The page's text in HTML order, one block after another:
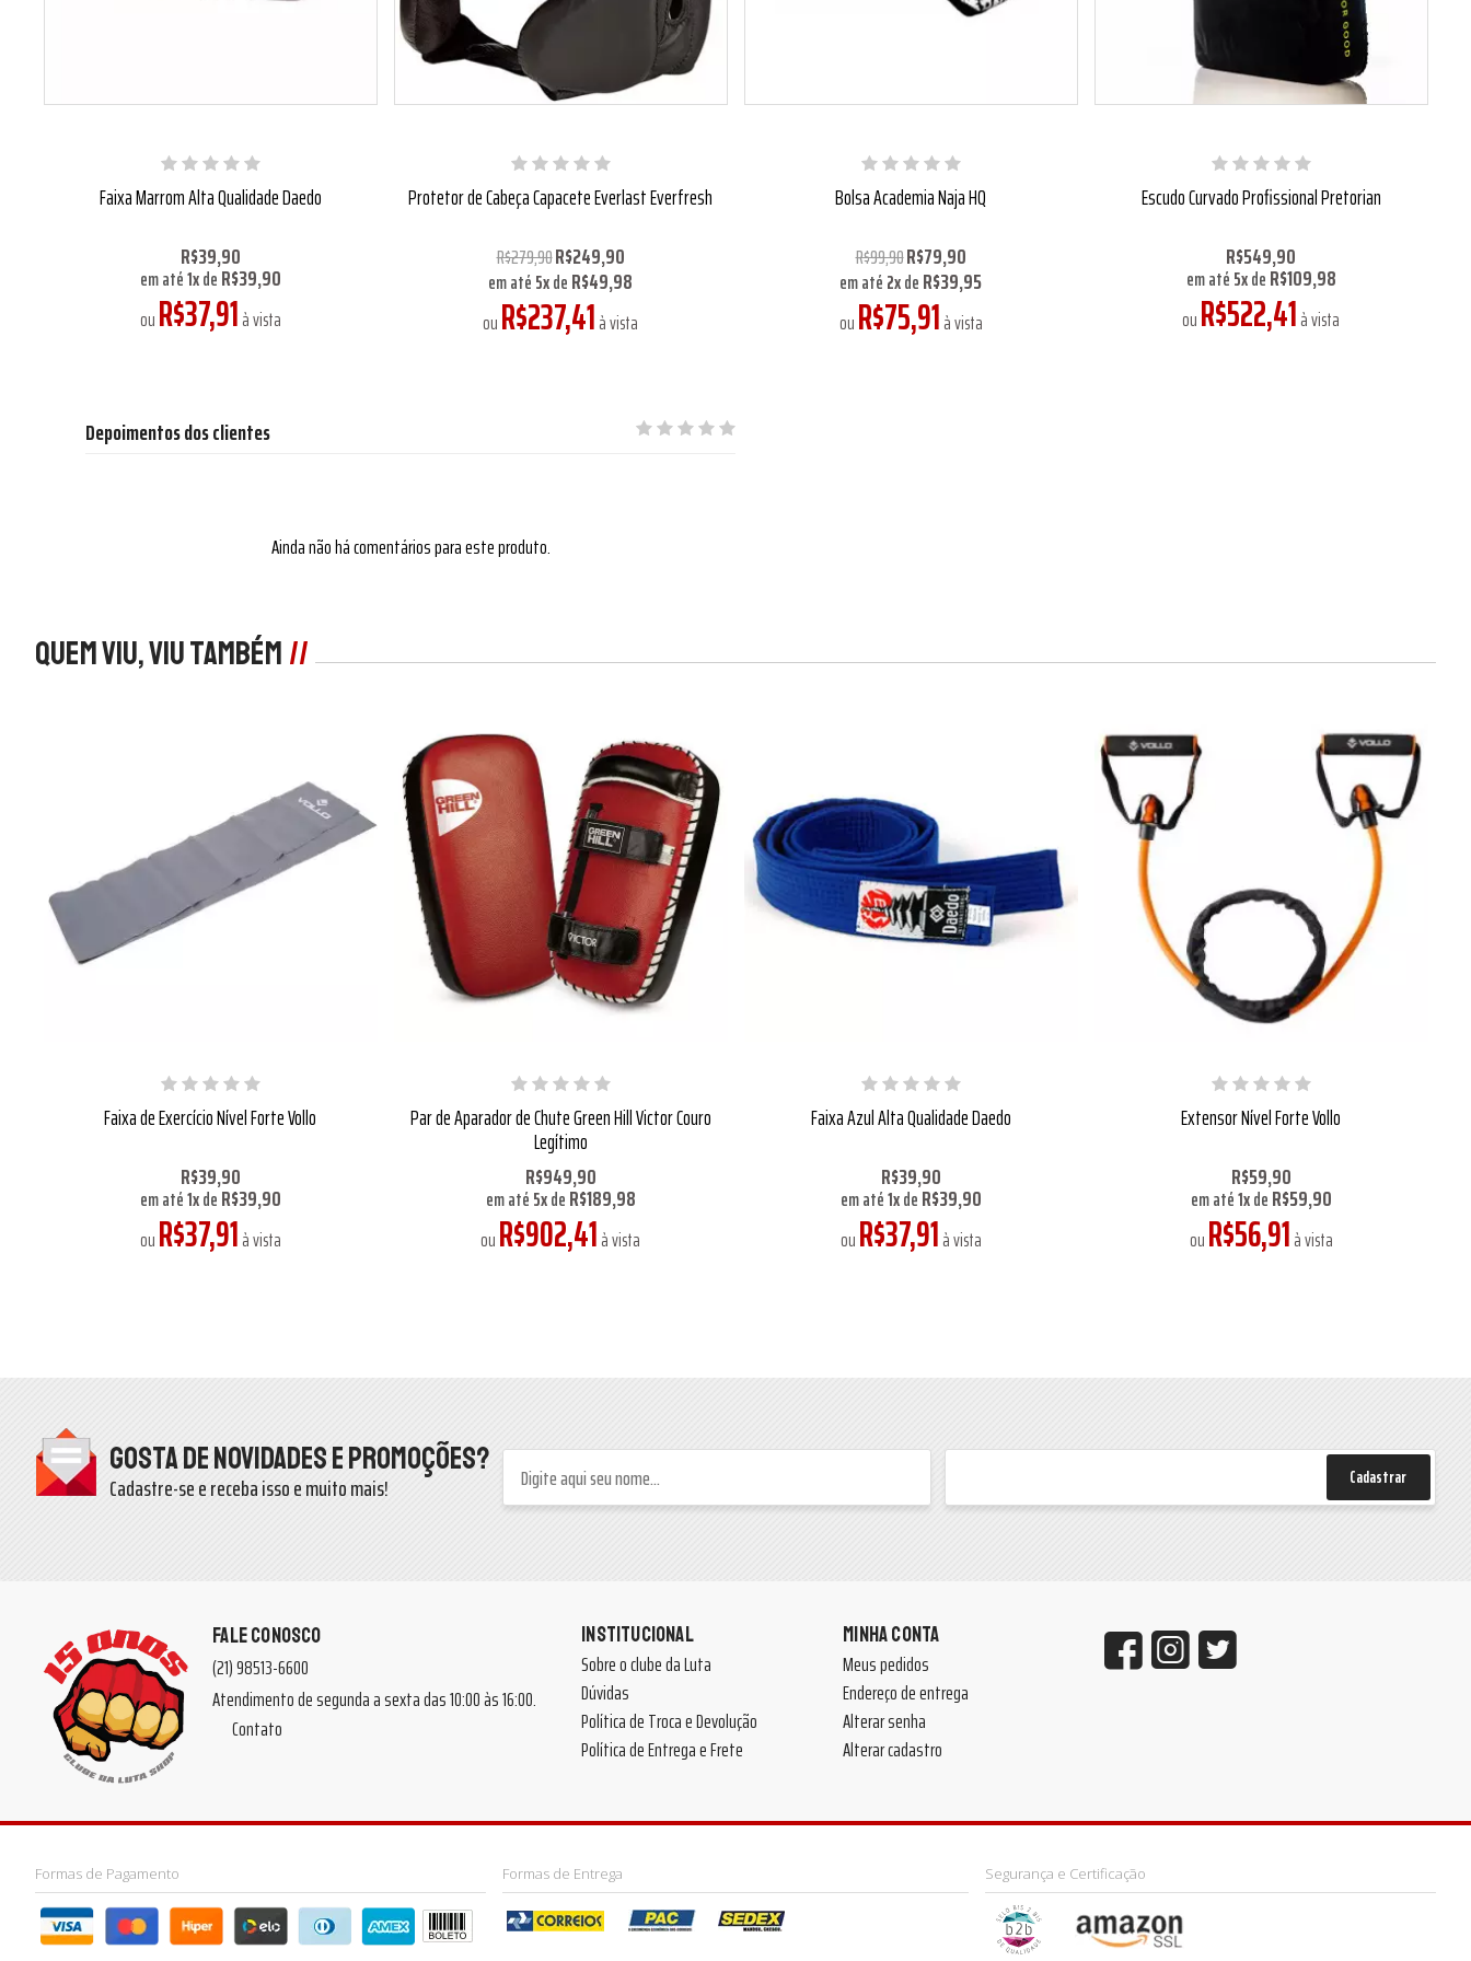
Faixa Marrom Alta Qualidade Daedo
R$39,90
em até1xdeR$39,90
ouR$37,91à vista
Protetor de Cabeça Capacete Everlast Everfresh
R$279,90R$249,90
em até5xdeR$49,98
ouR$237,41à vista
Bolsa Academia Naja HQ
R$99,90R$79,90
em até2xdeR$39,95
ouR$75,91à vista
Escudo Curvado Profissional Pretorian
R$549,90
em até5xdeR$109,98
ouR$522,41à vista
Depoimentos dos clientes
Ainda não há comentários para este produto.
Quem viu, viu também
Faixa de Exercício Nível Forte Vollo
R$39,90
em até1xdeR$39,90
ouR$37,91à vista
Par de Aparador de Chute Green Hill Victor Couro
Legítimo
R$949,90
em até5xdeR$189,98
ouR$902,41à vista
Faixa Azul Alta Qualidade Daedo
R$39,90
em até1xdeR$39,90
ouR$37,91à vista
Extensor Nível Forte Vollo
R$59,90
em até1xdeR$59,90
ouR$56,91à vista
Gosta de novidades e promoções?
Cadastre-se e receba isso e muito mais! Cadastrar
FALE CONOSCO
(21) 98513-6600
Atendimento de segunda a sexta das 10:00 às 16:00.
Contato
INSTITUCIONAL
Sobre o clube da Luta
Dúvidas
Política de Troca e Devolução
Política de Entrega e Frete
MINHA CONTA
Meus pedidos
Endereço de entrega
Alterar senha
Alterar cadastro
Formas de Pagamento Formas de Entrega Segurança e Certificação